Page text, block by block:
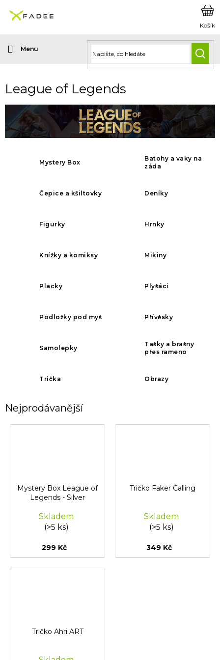
obsah
League of Legends
Mystery Box
Batohy a vaky na
záda
Čepice a kšiltovky Deníky
Figurky Hrnky
Knížky a komiksy Mikiny
Placky Plyšáci
Podložky pod myš Přívěsky
Samolepky
Tašky a brašny
přes rameno
Trička Obrazy
Nejprodávanější
Mystery Box League of
Legends - Silver
Skladem
(>5 ks)
299 Kč
Tričko Faker Calling
Skladem
(>5 ks)
349 Kč
Tričko Ahri ART